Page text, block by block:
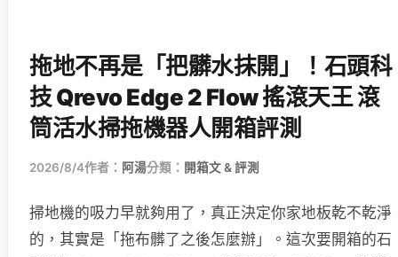
拖地不再是「把髒水抹開」！石頭科
技 Qrevo Edge 2 Flow 搖滾天王 滾
筒活水掃拖機器人開箱評測
2026/8/4作者： 阿湯分類： 開箱文 & 評測
掃地機的吸力早就夠用了，真正決定你家地板乾不乾淨
的，其實是「拖布髒了之後怎麼辦」。這次要開箱的石